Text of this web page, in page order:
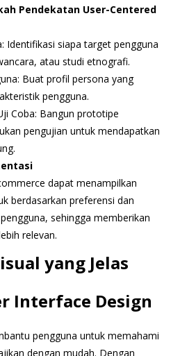
Pendekatan User-Centered
Identifikasi siapa target pengguna
atau studi etnografi.
Buat profil persona yang
pengguna.
Coba: Bangun prototipe
pengujian untuk mendapatkan
dapat menampilkan
berdasarkan preferensi dan
sehingga memberikan
relevan.
yang Jelas
Interface Design
pengguna untuk memahami
dengan mudah. Dengan